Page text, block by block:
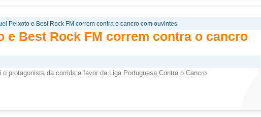
Peixoto e Best Rock FM correm contra o cancro com ouvintes
e Best Rock FM correm contra o cancro
protagonista da corrida a favor da Liga Portuguesa Contra o Cancro